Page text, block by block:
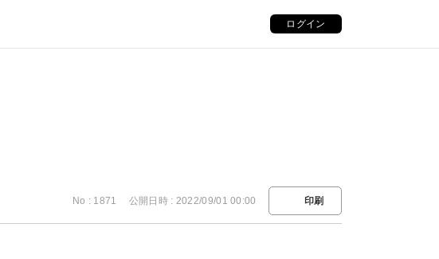
ログイン
No : 1871 公開日時 : 2022/09/01 00:00 印刷